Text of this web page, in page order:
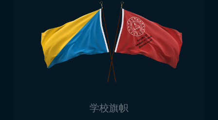
其象征意义，太阳图案也具有特殊含义。最底部的绿色
代表国家资源及其合理利用所带来的希望与繁荣。其上
同宽的黄色条带象征经济发展。旗帜顶部的蓝色区域及
其中24道光芒的太阳象征着照亮人民的光明。这道光芒
寓意着透明、团结以及对抗无知的斗争。
卢旺达国旗尺寸
公室环境中，15×22.5厘米规格的桌旗同样被广泛使
学校旗帜